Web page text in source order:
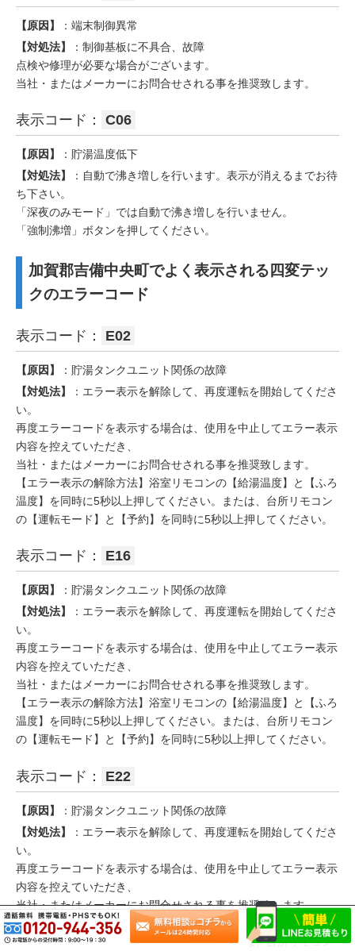
【原因】
：端末制御異常
【対処法】
：制御基板に不具合、故障
点検や修理が必要な場合がございます。
当社・またはメーカーにお問合せされる事を推奨致します。
表示コード： C06
【原因】
：貯湯温度低下
【対処法】
：自動で沸き増しを行います。表示が消えるまでお待
ち下さい。
「深夜のみモード」では自動で沸き増しを行いません。
「強制沸増」ボタンを押してください。
加賀郡吉備中央町でよく表示される四変テッ
クのエラーコード
表示コード： E02
【原因】
：貯湯タンクユニット関係の故障
【対処法】
：エラー表示を解除して、再度運転を開始してくださ
い。
再度エラーコードを表示する場合は、使用を中止してエラー表示
内容を控えていただき、
当社・またはメーカーにお問合せされる事を推奨致します。
【エラー表示の解除方法】浴室リモコンの【給湯温度】と【ふろ
温度】を同時に5秒以上押してください。または、台所リモコン
の【運転モード】と【予約】を同時に5秒以上押してください。
表示コード： E16
【原因】
：貯湯タンクユニット関係の故障
【対処法】
：エラー表示を解除して、再度運転を開始してくださ
い。
再度エラーコードを表示する場合は、使用を中止してエラー表示
内容を控えていただき、
当社・またはメーカーにお問合せされる事を推奨致します。
【エラー表示の解除方法】浴室リモコンの【給湯温度】と【ふろ
温度】を同時に5秒以上押してください。または、台所リモコン
の【運転モード】と【予約】を同時に5秒以上押してください。
表示コード： E22
【原因】
：貯湯タンクユニット関係の故障
【対処法】
：エラー表示を解除して、再度運転を開始してくださ
い。
再度エラーコードを表示する場合は、使用を中止してエラー表示
内容を控えていただき、
当社・またはメーカーにお問合せされる事を推奨致します。
【エラー表示の解除方法】浴室リモコンの【給湯温度】と【ふろ
温度】を同時に5秒以上押してください。または、台所リモコン